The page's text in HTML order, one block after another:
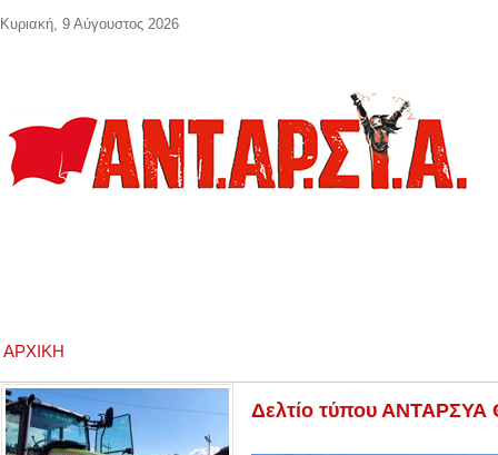
ΑΡΧΙΚΉ
Δελτίο τύπου ΑΝΤΑΡΣΥΑ
Κυριακή, 9 Αύγουστος 2026